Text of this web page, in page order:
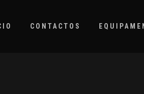
CONTACTOS